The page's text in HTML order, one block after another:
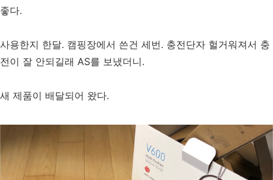
좋다.
사용한지 한달. 캠핑장에서 쓴건 세번. 충전단자 헐거워져서 충
전이 잘 안되길래 AS를 보냈더니.
새 제품이 배달되어 왔다.